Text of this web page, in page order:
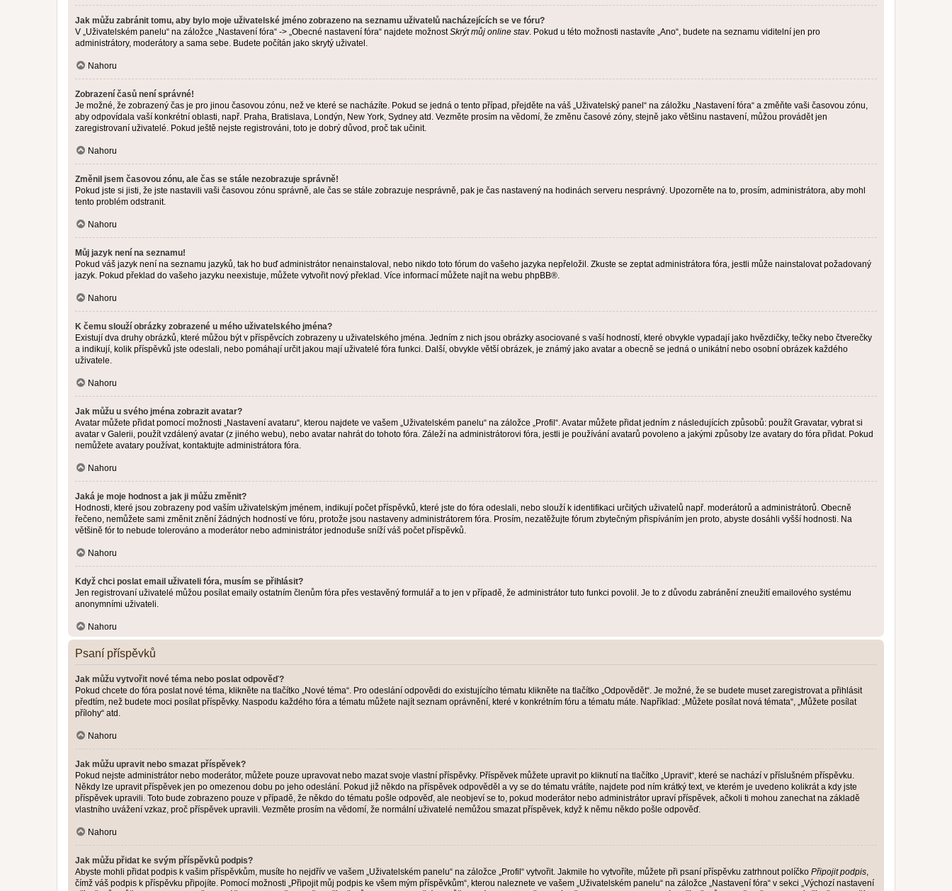
Jak můžu zabránit tomu, aby bylo moje uživatelské jméno zobrazeno na seznamu uživatelů nacházejících se ve fóru?
V „Uživatelském panelu“ na záložce „Nastavení fóra“ -> „Obecné nastavení fóra“ najdete možnostSkrýt můj online stav. Pokud u této možnosti nastavíte „Ano“, budete na seznamu viditelní jen pro
administrátory, moderátory a sama sebe. Budete počítán jako skrytý uživatel.
Nahoru
Zobrazení časů není správné!
Je možné, že zobrazený čas je pro jinou časovou zónu, než ve které se nacházíte. Pokud se jedná o tento případ, přejděte na váš „Uživatelský panel“ na záložku „Nastavení fóra“ a změňte vaši časovou zónu,
aby odpovídala vaší konkrétní oblasti, např. Praha, Bratislava, Londýn, New York, Sydney atd. Vezměte prosím na vědomí, že změnu časové zóny, stejně jako většinu nastavení, můžou provádět jen
zaregistrovaní uživatelé. Pokud ještě nejste registrováni, toto je dobrý důvod, proč tak učinit.
Nahoru
Změnil jsem časovou zónu, ale čas se stále nezobrazuje správně!
Pokud jste si jisti, že jste nastavili vaši časovou zónu správně, ale čas se stále zobrazuje nesprávně, pak je čas nastavený na hodinách serveru nesprávný. Upozorněte na to, prosím, administrátora, aby mohl
tento problém odstranit.
Nahoru
Můj jazyk není na seznamu!
Pokud váš jazyk není na seznamu jazyků, tak ho buď administrátor nenainstaloval, nebo nikdo toto fórum do vašeho jazyka nepřeložil. Zkuste se zeptat administrátora fóra, jestli může nainstalovat požadovaný
jazyk. Pokud překlad do vašeho jazyku neexistuje, můžete vytvořit nový překlad. Více informací můžete najít na webu phpBB®.
Nahoru
K čemu slouží obrázky zobrazené u mého uživatelského jména?
Existují dva druhy obrázků, které můžou být v příspěvcích zobrazeny u uživatelského jména. Jedním z nich jsou obrázky asociované s vaší hodností, které obvykle vypadají jako hvězdičky, tečky nebo čtverečky
a indikují, kolik příspěvků jste odeslali, nebo pomáhají určit jakou mají uživatelé fóra funkci. Další, obvykle větší obrázek, je známý jako avatar a obecně se jedná o unikátní nebo osobní obrázek každého
uživatele.
Nahoru
Jak můžu u svého jména zobrazit avatar?
Avatar můžete přidat pomocí možnosti „Nastavení avataru“, kterou najdete ve vašem „Uživatelském panelu“ na záložce „Profil“. Avatar můžete přidat jedním z následujících způsobů: použít Gravatar, vybrat si
avatar v Galerii, použít vzdálený avatar (z jiného webu), nebo avatar nahrát do tohoto fóra. Záleží na administrátorovi fóra, jestli je používání avatarů povoleno a jakými způsoby lze avatary do fóra přidat. Pokud
nemůžete avatary používat, kontaktujte administrátora fóra.
Nahoru
Jaká je moje hodnost a jak ji můžu změnit?
Hodnosti, které jsou zobrazeny pod vaším uživatelským jménem, indikují počet příspěvků, které jste do fóra odeslali, nebo slouží k identifikaci určitých uživatelů např. moderátorů a administrátorů. Obecně
řečeno, nemůžete sami změnit znění žádných hodností ve fóru, protože jsou nastaveny administrátorem fóra. Prosím, nezatěžujte fórum zbytečným přispíváním jen proto, abyste dosáhli vyšší hodnosti. Na
většině fór to nebude tolerováno a moderátor nebo administrátor jednoduše sníží váš počet příspěvků.
Nahoru
Když chci poslat email uživateli fóra, musím se přihlásit?
Jen registrovaní uživatelé můžou posílat emaily ostatním členům fóra přes vestavěný formulář a to jen v případě, že administrátor tuto funkci povolil. Je to z důvodu zabránění zneužití emailového systému
anonymními uživateli.
Nahoru
Psaní příspěvků
Jak můžu vytvořit nové téma nebo poslat odpověď?
Pokud chcete do fóra poslat nové téma, klikněte na tlačítko „Nové téma“. Pro odeslání odpovědi do existujícího tématu klikněte na tlačítko „Odpovědět“. Je možné, že se budete muset zaregistrovat a přihlásit
předtím, než budete moci posílat příspěvky. Naspodu každého fóra a tématu můžete najít seznam oprávnění, které v konkrétním fóru a tématu máte. Například: „Můžete posílat nová témata“, „Můžete posílat
přílohy“ atd.
Nahoru
Jak můžu upravit nebo smazat příspěvek?
Pokud nejste administrátor nebo moderátor, můžete pouze upravovat nebo mazat svoje vlastní příspěvky. Příspěvek můžete upravit po kliknutí na tlačítko „Upravit“, které se nachází v příslušném příspěvku.
Někdy lze upravit příspěvek jen po omezenou dobu po jeho odeslání. Pokud již někdo na příspěvek odpověděl a vy se do tématu vrátíte, najdete pod ním krátký text, ve kterém je uvedeno kolikrát a kdy jste
příspěvek upravili. Toto bude zobrazeno pouze v případě, že někdo do tématu pošle odpověď, ale neobjeví se to, pokud moderátor nebo administrátor upraví příspěvek, ačkoli ti mohou zanechat na základě
vlastního uvážení vzkaz, proč příspěvek upravili. Vezměte prosím na vědomí, že normální uživatelé nemůžou smazat příspěvek, když k němu někdo pošle odpověď.
Nahoru
Jak můžu přidat ke svým příspěvků podpis?
Abyste mohli přidat podpis k vašim příspěvkům, musíte ho nejdřív ve vašem „Uživatelském panelu“ na záložce „Profil“ vytvořit. Jakmile ho vytvoříte, můžete při psaní příspěvku zatrhnout políčko Připojit podpis,
čímž váš podpis k příspěvku připojíte. Pomocí možnosti „Připojit můj podpis ke všem mým příspěvkům“, kterou naleznete ve vašem „Uživatelském panelu“ na záložce „Nastavení fóra“ v sekci „Výchozí nastavení